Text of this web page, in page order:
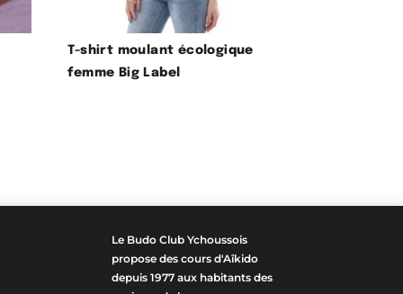
T-shirt moulant écologique
femme Big Label
Le Budo Club Ychoussois
propose des cours d'Aîkido
depuis 1977 aux habitants des